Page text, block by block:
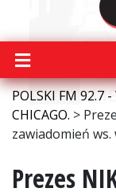
POLSKI FM 92.7
CHICAGO. >
zawiadomień
Prezes